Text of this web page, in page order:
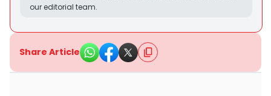
our editorial team.
Share Article